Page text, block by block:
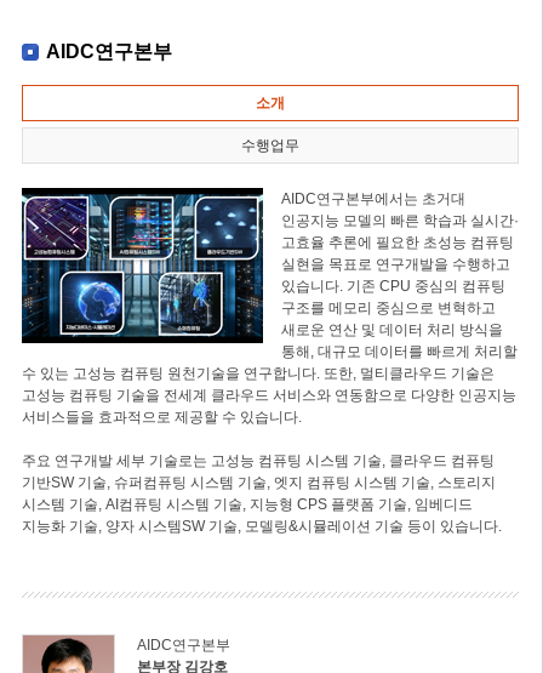
AIDC연구본부
소개
수행업무
AIDC연구본부에서는 초거대
인공지능 모델의 빠른 학습과 실시간·
고효율 추론에 필요한 초성능 컴퓨팅
실현을 목표로 연구개발을 수행하고
있습니다. 기존 CPU 중심의 컴퓨팅
구조를 메모리 중심으로 변혁하고
새로운 연산 및 데이터 처리 방식을
통해, 대규모 데이터를 빠르게 처리할
수 있는 고성능 컴퓨팅 원천기술을 연구합니다. 또한, 멀티클라우드 기술은
고성능 컴퓨팅 기술을 전세계 클라우드 서비스와 연동함으로 다양한 인공지능
서비스들을 효과적으로 제공할 수 있습니다.
주요 연구개발 세부 기술로는 고성능 컴퓨팅 시스템 기술, 클라우드 컴퓨팅
기반SW 기술, 슈퍼컴퓨팅 시스템 기술, 엣지 컴퓨팅 시스템 기술, 스토리지
시스템 기술, AI컴퓨팅 시스템 기술, 지능형 CPS 플랫폼 기술, 임베디드
지능화 기술, 양자 시스템SW 기술, 모델링&시뮬레이션 기술 등이 있습니다.
AIDC연구본부
본부장 김강호